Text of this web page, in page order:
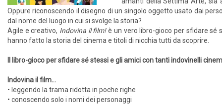
Oppure riconoscendo il disegno di un singolo oggetto usato dai
dal nome del luogo in cui si svolge la storia?
Agile e creativo, Indovina il film!è un vero libro-gioco per sfidare sé
hanno fatto la storia del cinema e titoli di nicchia tutti da scoprire.
Il libro-gioco per sfidare sé stessi e gli amici con tanti indovinelli
Indovina il film...
• leggendo la trama ridotta in poche righe
• conoscendo solo i nomi dei personaggi